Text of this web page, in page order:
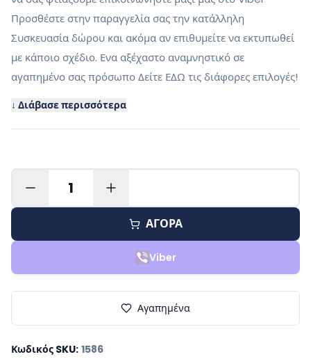
Προσθέστε στην παραγγελία σας την κατάλληλη
Συσκευασία δώρου και ακόμα αν επιθυμείτε να εκτυπωθεί
με κάποιο σχέδιο. Ενα αξέχαστο αναμνηστικό σε
αγαπημένο σας πρόσωπο Δείτε ΕΔΩ τις διάφορες επιλογές!
↓ Διάβασε περισσότερα
1
ΑΓΟΡΑ
Viber
Αγαπημένα
Κωδικός SKU: 1586